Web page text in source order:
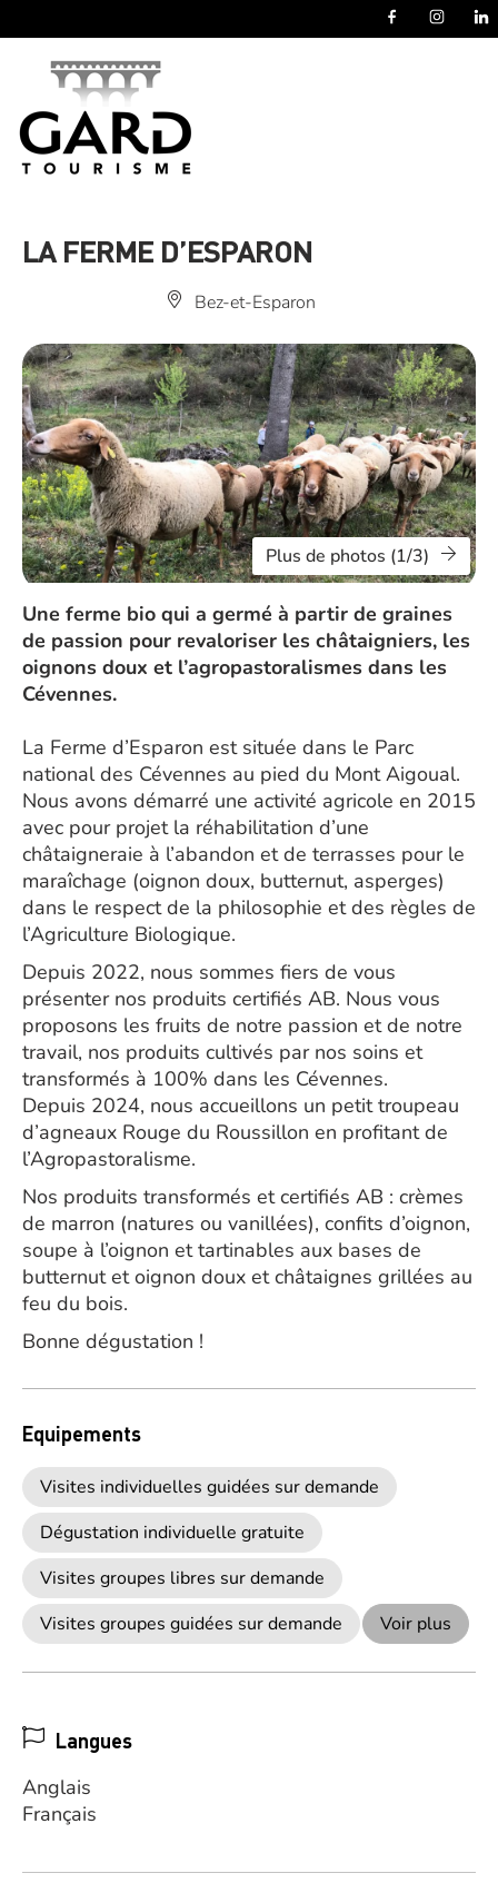
LA FERME D’ESPARON
Bez-et-Esparon
Plus de photos (1/3)
Une ferme bio qui a germé à partir de graines
de passion pour revaloriser les châtaigniers, les
oignons doux et l’agropastoralismes dans les
Cévennes.
La Ferme d’Esparon est située dans le Parc
national des Cévennes au pied du Mont Aigoual.
Nous avons démarré une activité agricole en 2015
avec pour projet la réhabilitation d’une
châtaigneraie à l’abandon et de terrasses pour le
maraîchage (oignon doux, butternut, asperges)
dans le respect de la philosophie et des règles de
l’Agriculture Biologique.
Depuis 2022, nous sommes fiers de vous
présenter nos produits certifiés AB. Nous vous
proposons les fruits de notre passion et de notre
travail, nos produits cultivés par nos soins et
transformés à 100% dans les Cévennes.
Depuis 2024, nous accueillons un petit troupeau
d’agneaux Rouge du Roussillon en profitant de
l’Agropastoralisme.
Nos produits transformés et certifiés AB : crèmes
de marron (natures ou vanillées), confits d’oignon,
soupe à l’oignon et tartinables aux bases de
butternut et oignon doux et châtaignes grillées au
feu du bois.
Bonne dégustation !
Equipements
Visites individuelles guidées sur demande
Dégustation individuelle gratuite
Visites groupes libres sur demande
Visites groupes guidées sur demande
Voir plus
Langues
Anglais
Français